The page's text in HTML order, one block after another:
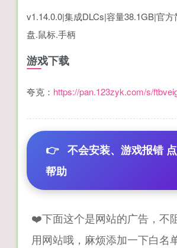
v1.14.0.0|集成DLCs|容量38.1GB|官
盘.鼠标.手柄
游戏下载
夸克： https://pan.123zyk.com/s/
👉 不会安装、游戏报错
帮助
❤️下面这个是网站的广告，不
用网站哦，麻烦添加一下白名